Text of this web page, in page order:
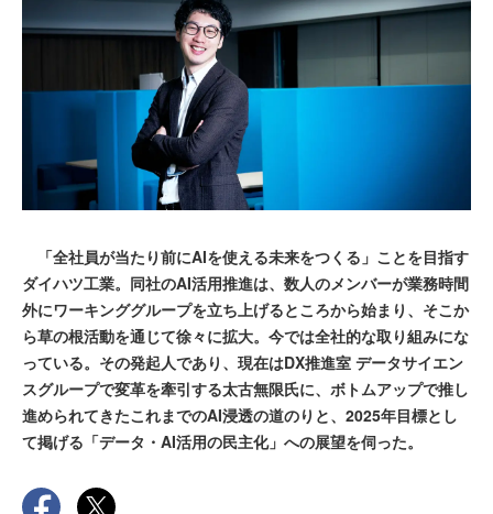
「全社員が当たり前にAIを使える未来をつくる」ことを目指す
ダイハツ工業。同社のAI活用推進は、数人のメンバーが業務時間
外にワーキンググループを立ち上げるところから始まり、そこか
ら草の根活動を通じて徐々に拡大。今では全社的な取り組みにな
っている。その発起人であり、現在はDX推進室 データサイエン
スグループで変革を牽引する太古無限氏に、ボトムアップで推し
進められてきたこれまでのAI浸透の道のりと、2025年目標とし
て掲げる「データ・AI活用の民主化」への展望を伺った。